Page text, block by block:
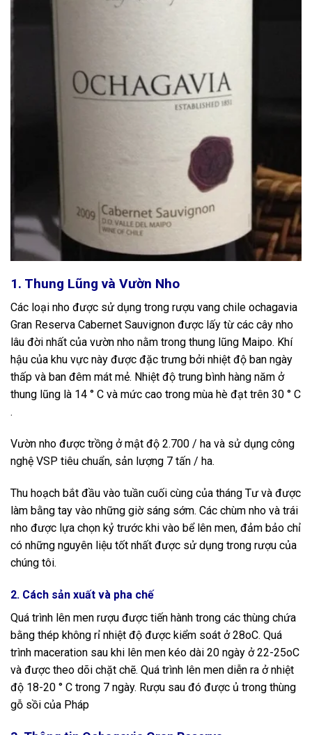
1. Thung Lũng và Vườn Nho
Các loại nho được sử dụng trong rượu vang chile ochagavia
Gran Reserva Cabernet Sauvignon được lấy từ các cây nho
lâu đời nhất của vườn nho nằm trong thung lũng Maipo. Khí
hậu của khu vực này được đặc trưng bởi nhiệt độ ban ngày
thấp và ban đêm mát mẻ. Nhiệt độ trung bình hàng năm ở
thung lũng là 14 ° C và mức cao trong mùa hè đạt trên 30 ° C
.
Vườn nho được trồng ở mật độ 2.700 / ha và sử dụng công
nghệ VSP tiêu chuẩn, sản lượng 7 tấn / ha.
Thu hoạch bắt đầu vào tuần cuối cùng của tháng Tư và được
làm bằng tay vào những giờ sáng sớm. Các chùm nho và trái
nho được lựa chọn kỷ trước khi vào bể lên men, đảm bảo chỉ
có những nguyên liệu tốt nhất được sử dụng trong rượu của
chúng tôi.
2. Cách sản xuất và pha chế
Quá trình lên men rượu được tiến hành trong các thùng chứa
bằng thép không rỉ nhiệt độ được kiểm soát ở 28oC. Quá
trình maceration sau khi lên men kéo dài 20 ngày ở 22-25oC
và được theo dõi chặt chẽ. Quá trình lên men diễn ra ở nhiệt
độ 18-20 ° C trong 7 ngày. Rượu sau đó được ủ trong thùng
gỗ sồi của Pháp